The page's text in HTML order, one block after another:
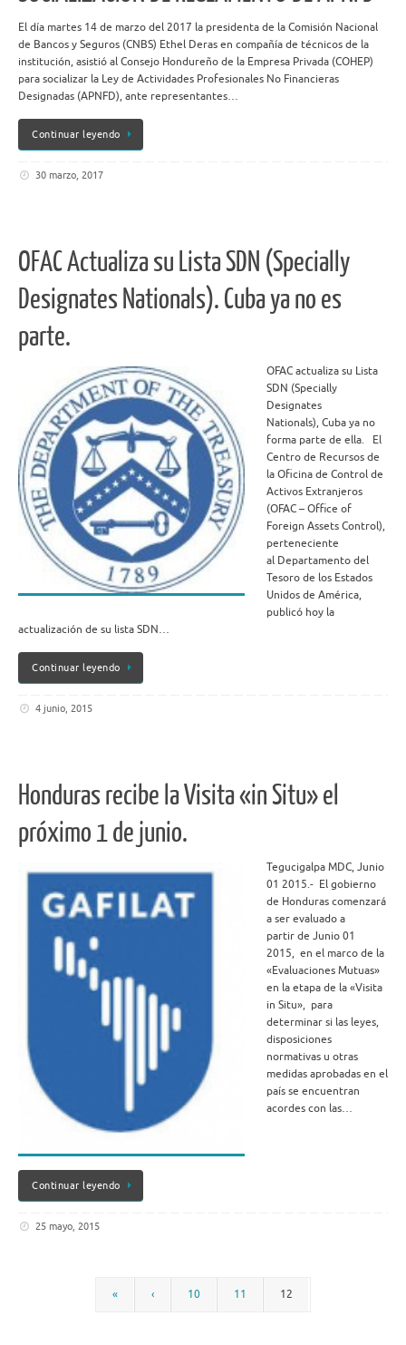
El día martes 14 de marzo del 2017 la presidenta de la Comisión Nacional
de Bancos y Seguros (CNBS) Ethel Deras en compañía de técnicos de la
institución, asistió al Consejo Hondureño de la Empresa Privada (COHEP)
para socializar la Ley de Actividades Profesionales No Financieras
Designadas (APNFD), ante representantes…
Continuar leyendo
30 marzo, 2017
OFAC Actualiza su Lista SDN (Specially
Designates Nationals). Cuba ya no es
parte.
OFAC actualiza su Lista
SDN (Specially
Designates
Nationals), Cuba ya no
forma parte de ella. El
Centro de Recursos de
la Oficina de Control de
Activos Extranjeros
(OFAC – Office of
Foreign Assets Control),
perteneciente
al Departamento del
Tesoro de los Estados
Unidos de América,
publicó hoy la
actualización de su lista SDN…
Continuar leyendo
4 junio, 2015
Honduras recibe la Visita «in Situ» el
próximo 1 de junio.
Tegucigalpa MDC, Junio
01 2015.- El gobierno
de Honduras comenzará
a ser evaluado a
partir de Junio 01
2015, en el marco de la
«Evaluaciones Mutuas»
en la etapa de la «Visita
in Situ», para
determinar si las leyes,
disposiciones
normativas u otras
medidas aprobadas en el
país se encuentran
acordes con las…
Continuar leyendo
25 mayo, 2015
« ‹ 10 11 12